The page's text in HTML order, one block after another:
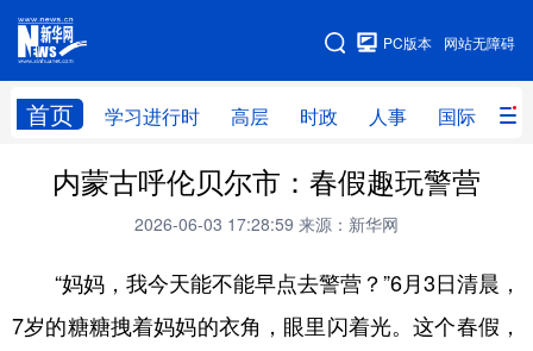
网站无障碍
PC版本
首页 学习进行时 高层 时政 人事 国际 财
网站地图
学习进行时 高层 时政 人事
财经 网评
台湾 思客智库 全球连线 教育
科技 科创 量子 体育
内蒙古呼伦贝尔市：春假趣玩警营
2026-06-03 17:28:59 来源：新华网
“妈妈，我今天能不能早点去警营？”6月3日清晨，
7岁的糖糖拽着妈妈的衣角，眼里闪着光。这个春假，